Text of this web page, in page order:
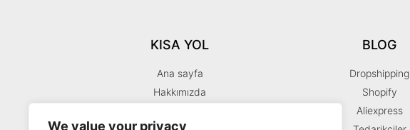
We value your privacy
KISA YOL
Ana sayfa
Hakkımızda
BLOG
Dropshipping
Shopify
Aliexpress